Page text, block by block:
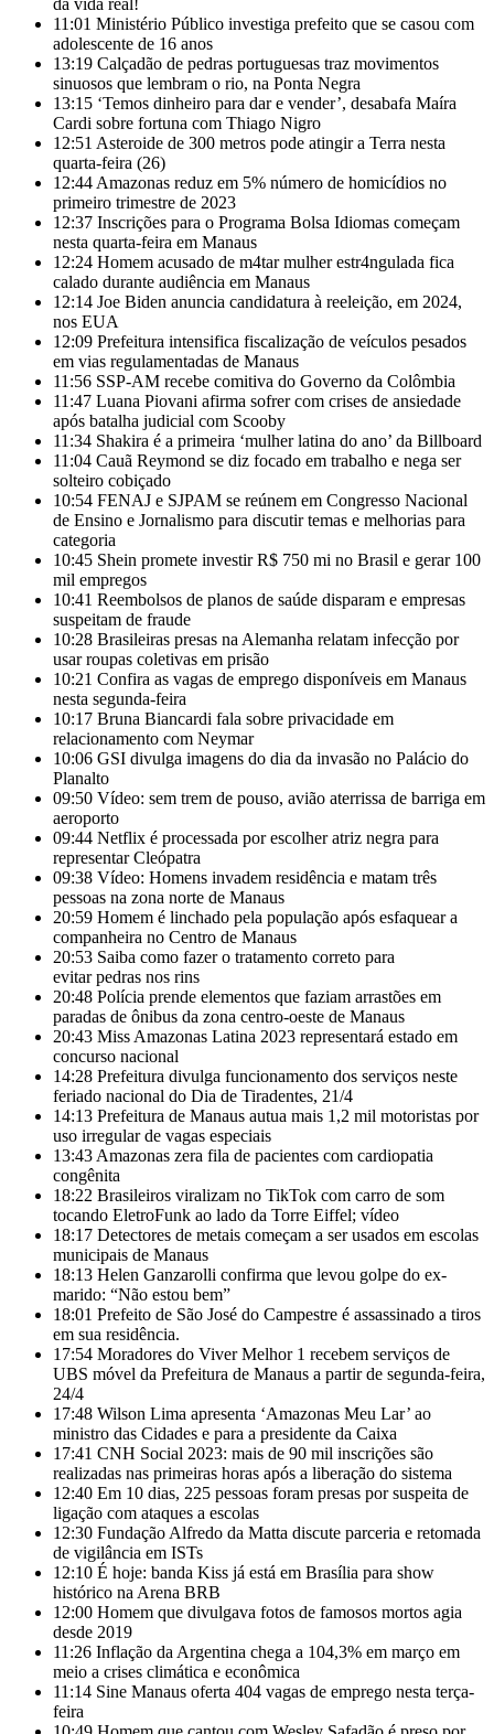
da vida real!
11:01 Ministério Público investiga prefeito que se casou com
adolescente de 16 anos
13:19 Calçadão de pedras portuguesas traz movimentos
sinuosos que lembram o rio, na Ponta Negra
13:15 ‘Temos dinheiro para dar e vender’, desabafa Maíra
Cardi sobre fortuna com Thiago Nigro
12:51 Asteroide de 300 metros pode atingir a Terra nesta
quarta-feira (26)
12:44 Amazonas reduz em 5% número de homicídios no
primeiro trimestre de 2023
12:37 Inscrições para o Programa Bolsa Idiomas começam
nesta quarta-feira em Manaus
12:24 Homem acusado de m4tar mulher estr4ngulada fica
calado durante audiência em Manaus
12:14 Joe Biden anuncia candidatura à reeleição, em 2024,
nos EUA
12:09 Prefeitura intensifica fiscalização de veículos pesados
em vias regulamentadas de Manaus
11:56 SSP-AM recebe comitiva do Governo da Colômbia
11:47 Luana Piovani afirma sofrer com crises de ansiedade
após batalha judicial com Scooby
11:34 Shakira é a primeira ‘mulher latina do ano’ da Billboard
11:04 Cauã Reymond se diz focado em trabalho e nega ser
solteiro cobiçado
10:54 FENAJ e SJPAM se reúnem em Congresso Nacional
de Ensino e Jornalismo para discutir temas e melhorias para
categoria
10:45 Shein promete investir R$ 750 mi no Brasil e gerar 100
mil empregos
10:41 Reembolsos de planos de saúde disparam e empresas
suspeitam de fraude
10:28 Brasileiras presas na Alemanha relatam infecção por
usar roupas coletivas em prisão
10:21 Confira as vagas de emprego disponíveis em Manaus
nesta segunda-feira
10:17 Bruna Biancardi fala sobre privacidade em
relacionamento com Neymar
10:06 GSI divulga imagens do dia da invasão no Palácio do
Planalto
09:50 Vídeo: sem trem de pouso, avião aterrissa de barriga em
aeroporto
09:44 Netflix é processada por escolher atriz negra para
representar Cleópatra
09:38 Vídeo: Homens invadem residência e matam três
pessoas na zona norte de Manaus
20:59 Homem é linchado pela população após esfaquear a
companheira no Centro de Manaus
20:53 Saiba como fazer o tratamento correto para
evitar pedras nos rins
20:48 Polícia prende elementos que faziam arrastões em
paradas de ônibus da zona centro-oeste de Manaus
20:43 Miss Amazonas Latina 2023 representará estado em
concurso nacional
14:28 Prefeitura divulga funcionamento dos serviços neste
feriado nacional do Dia de Tiradentes, 21/4
14:13 Prefeitura de Manaus autua mais 1,2 mil motoristas por
uso irregular de vagas especiais
13:43 Amazonas zera fila de pacientes com cardiopatia
congênita
18:22 Brasileiros viralizam no TikTok com carro de som
tocando EletroFunk ao lado da Torre Eiffel; vídeo
18:17 Detectores de metais começam a ser usados em escolas
municipais de Manaus
18:13 Helen Ganzarolli confirma que levou golpe do ex-
marido: “Não estou bem”
18:01 Prefeito de São José do Campestre é assassinado a tiros
em sua residência.
17:54 Moradores do Viver Melhor 1 recebem serviços de
UBS móvel da Prefeitura de Manaus a partir de segunda-feira,
24/4
17:48 Wilson Lima apresenta ‘Amazonas Meu Lar’ ao
ministro das Cidades e para a presidente da Caixa
17:41 CNH Social 2023: mais de 90 mil inscrições são
realizadas nas primeiras horas após a liberação do sistema
12:40 Em 10 dias, 225 pessoas foram presas por suspeita de
ligação com ataques a escolas
12:30 Fundação Alfredo da Matta discute parceria e retomada
de vigilância em ISTs
12:10 É hoje: banda Kiss já está em Brasília para show
histórico na Arena BRB
12:00 Homem que divulgava fotos de famosos mortos agia
desde 2019
11:26 Inflação da Argentina chega a 104,3% em março em
meio a crises climática e econômica
11:14 Sine Manaus oferta 404 vagas de emprego nesta terça-
feira